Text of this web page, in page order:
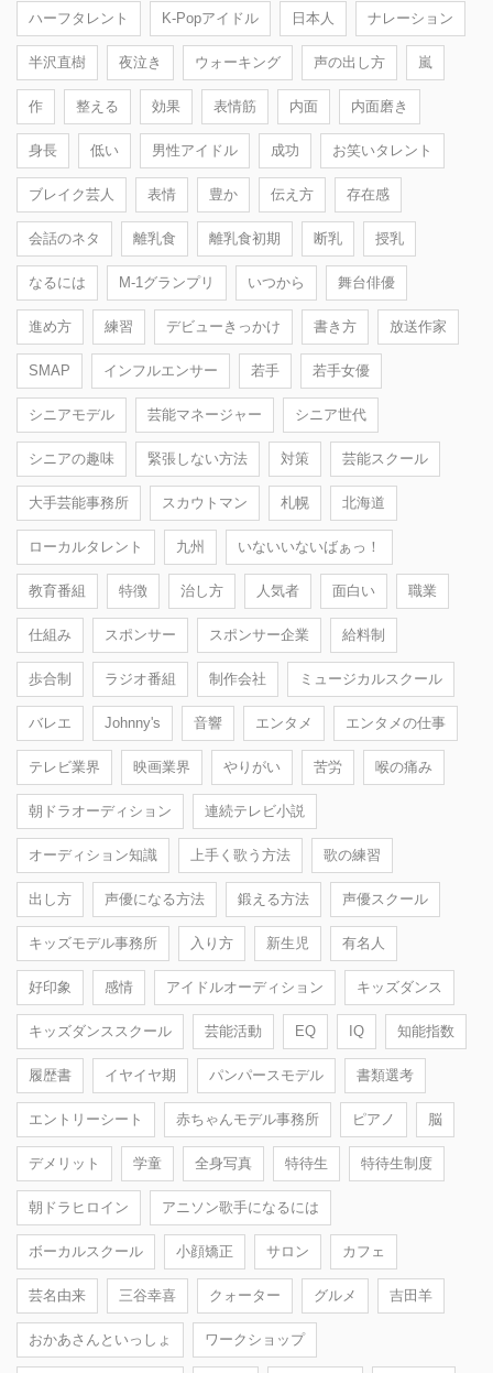
ハーフタレント K-Popアイドル 日本人 ナレーション
半沢直樹 夜泣き ウォーキング 声の出し方 嵐
作 整える 効果 表情筋 内面 内面磨き
身長 低い 男性アイドル 成功 お笑いタレント
ブレイク芸人 表情 豊か 伝え方 存在感
会話のネタ 離乳食 離乳食初期 断乳 授乳
なるには M-1グランプリ いつから 舞台俳優
進め方 練習 デビューきっかけ 書き方 放送作家
SMAP インフルエンサー 若手 若手女優
シニアモデル 芸能マネージャー シニア世代
シニアの趣味 緊張しない方法 対策 芸能スクール
大手芸能事務所 スカウトマン 札幌 北海道
ローカルタレント 九州 いないいないばぁっ！
教育番組 特徴 治し方 人気者 面白い 職業
仕組み スポンサー スポンサー企業 給料制
歩合制 ラジオ番組 制作会社 ミュージカルスクール
バレエ Johnny's 音響 エンタメ エンタメの仕事
テレビ業界 映画業界 やりがい 苦労 喉の痛み
朝ドラオーディション 連続テレビ小説
オーディション知識 上手く歌う方法 歌の練習
出し方 声優になる方法 鍛える方法 声優スクール
キッズモデル事務所 入り方 新生児 有名人
好印象 感情 アイドルオーディション キッズダンス
キッズダンススクール 芸能活動 EQ IQ 知能指数
履歴書 イヤイヤ期 パンパースモデル 書類選考
エントリーシート 赤ちゃんモデル事務所 ピアノ 脳
デメリット 学童 全身写真 特待生 特待生制度
朝ドラヒロイン アニソン歌手になるには
ボーカルスクール 小顔矯正 サロン カフェ
芸名由来 三谷幸喜 クォーター グルメ 吉田羊
おかあさんといっしょ ワークショップ